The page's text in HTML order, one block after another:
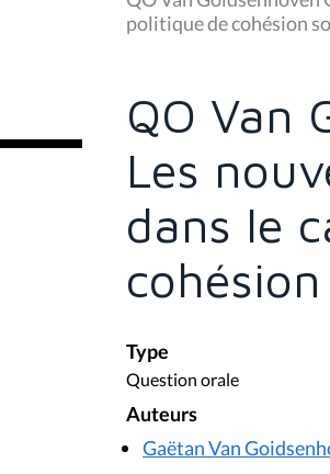
s
ê
c
politique de cohésion
QO Van
Les
dans le
Type
Question orale
Auteurs
Gaëtan Van